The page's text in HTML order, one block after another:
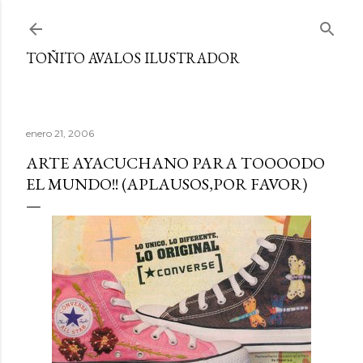
TOÑITO AVALOS ILUSTRADOR
enero 21, 2006
ARTE AYACUCHANO PARA TOOOODO
EL MUNDO!! (APLAUSOS,POR FAVOR)